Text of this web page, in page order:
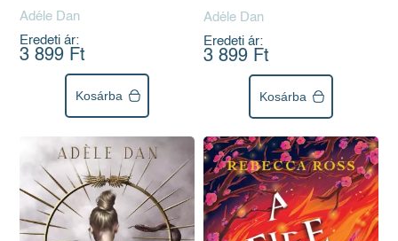
Adéle Dan
Eredeti ár:
3 899 Ft
Kosárba
Adéle Dan
Eredeti ár:
3 899 Ft
Kosárba